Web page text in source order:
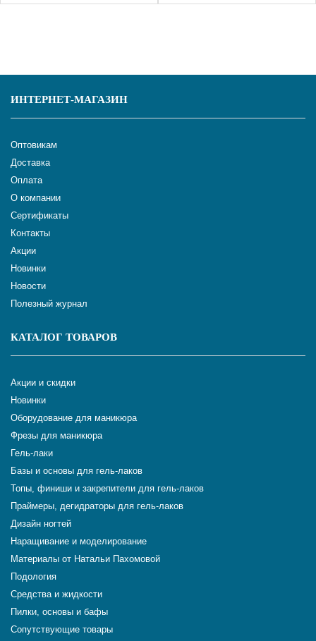
ИНТЕРНЕТ-МАГАЗИН
Оптовикам
Доставка
Оплата
О компании
Сертификаты
Контакты
Акции
Новинки
Новости
Полезный журнал
КАТАЛОГ ТОВАРОВ
Акции и скидки
Новинки
Оборудование для маникюра
Фрезы для маникюра
Гель-лаки
Базы и основы для гель-лаков
Топы, финиши и закрепители для гель-лаков
Праймеры, дегидраторы для гель-лаков
Дизайн ногтей
Наращивание и моделирование
Материалы от Натальи Пахомовой
Подология
Средства и жидкости
Пилки, основы и бафы
Сопутствующие товары